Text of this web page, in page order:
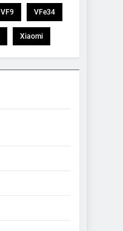
VF9 VFe34
Xiaomi